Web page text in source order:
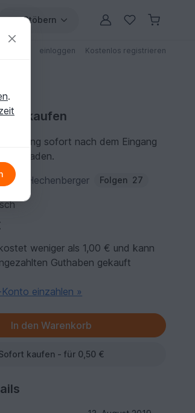
Stöbern
einloggen Kostenlos registrieren
kaufen
Anleitung sofort nach dem Eingang
Hechenberger Folgen 27
weniger als 1,00 € und kann
Guthaben gekauft
einzahlen »
kaufen - für 0,50 €
.